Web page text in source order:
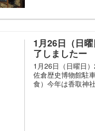
1月26日（日
了しましたー
1月26日（日曜日
佐倉歴史博物
食）今年は